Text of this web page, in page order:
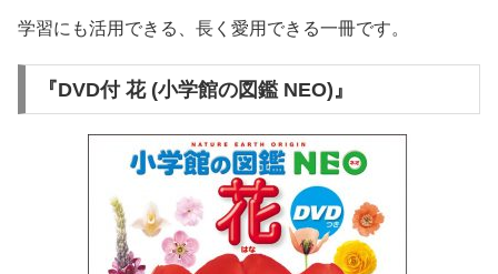
学習にも活用できる、長く愛用できる一冊です。
『DVD付 花 (小学館の図鑑 NEO)』